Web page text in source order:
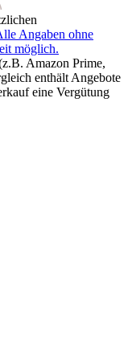
Angaben ohne
möglich.
Amazon Prime,
enthält Angebote
eine Vergütung